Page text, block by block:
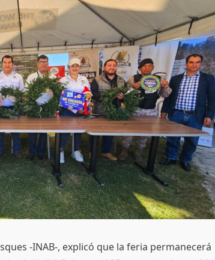
-INAB-, explicó que la feria permanecerá